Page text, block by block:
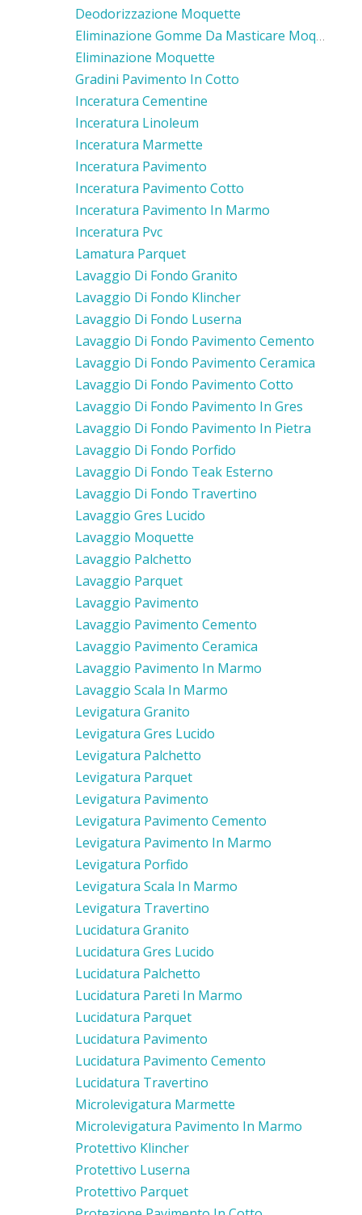
Deodorizzazione Moquette
Eliminazione Gomme Da Masticare Moquette
Eliminazione Moquette
Gradini Pavimento In Cotto
Inceratura Cementine
Inceratura Linoleum
Inceratura Marmette
Inceratura Pavimento
Inceratura Pavimento Cotto
Inceratura Pavimento In Marmo
Inceratura Pvc
Lamatura Parquet
Lavaggio Di Fondo Granito
Lavaggio Di Fondo Klincher
Lavaggio Di Fondo Luserna
Lavaggio Di Fondo Pavimento Cemento
Lavaggio Di Fondo Pavimento Ceramica
Lavaggio Di Fondo Pavimento Cotto
Lavaggio Di Fondo Pavimento In Gres
Lavaggio Di Fondo Pavimento In Pietra
Lavaggio Di Fondo Porfido
Lavaggio Di Fondo Teak Esterno
Lavaggio Di Fondo Travertino
Lavaggio Gres Lucido
Lavaggio Moquette
Lavaggio Palchetto
Lavaggio Parquet
Lavaggio Pavimento
Lavaggio Pavimento Cemento
Lavaggio Pavimento Ceramica
Lavaggio Pavimento In Marmo
Lavaggio Scala In Marmo
Levigatura Granito
Levigatura Gres Lucido
Levigatura Palchetto
Levigatura Parquet
Levigatura Pavimento
Levigatura Pavimento Cemento
Levigatura Pavimento In Marmo
Levigatura Porfido
Levigatura Scala In Marmo
Levigatura Travertino
Lucidatura Granito
Lucidatura Gres Lucido
Lucidatura Palchetto
Lucidatura Pareti In Marmo
Lucidatura Parquet
Lucidatura Pavimento
Lucidatura Pavimento Cemento
Lucidatura Travertino
Microlevigatura Marmette
Microlevigatura Pavimento In Marmo
Protettivo Klincher
Protettivo Luserna
Protettivo Parquet